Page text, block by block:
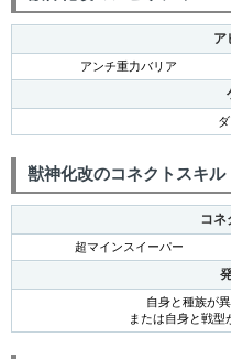
ア
アンチ重力バリア
獣神化改のコネクトスキル
コネ
超マインスイーパー
自身と種族が
または自身と戦型